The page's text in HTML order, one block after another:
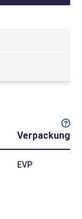
Verpackung
EVP